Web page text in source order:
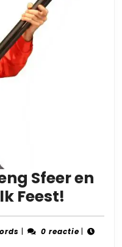
Sfeer en
Feest!
Breng
Sfeer
accent-
| 0 reactie |